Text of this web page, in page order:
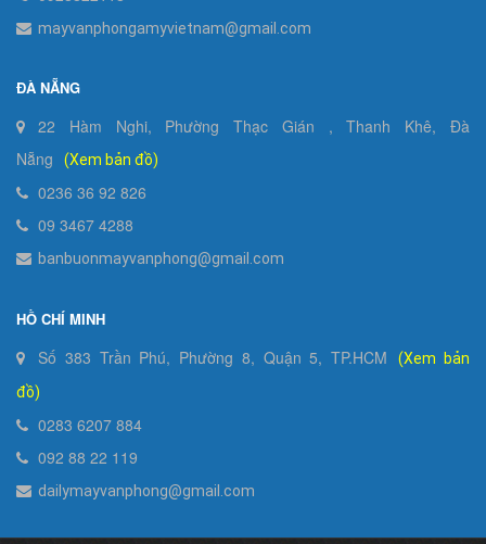
mayvanphongamyvietnam@gmail.com
ĐÀ NẴNG
22 Hàm Nghi, Phường Thạc Gián , Thanh Khê, Đà
Nẵng
(Xem bản đồ)
0236 36 92 826
09 3467 4288
banbuonmayvanphong@gmail.com
HỒ CHÍ MINH
Số 383 Trần Phú, Phường 8, Quận 5, TP.HCM
(Xem bản
đồ)
0283 6207 884
092 88 22 119
dailymayvanphong@gmail.com